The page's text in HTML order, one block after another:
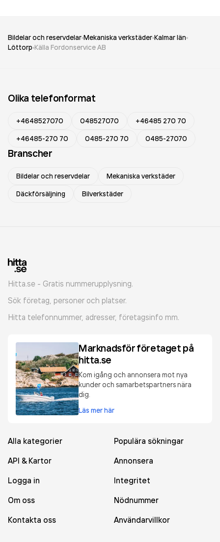
Bildelar och reservdelar Mekaniska verkstäder Kalmar län
Löttorp Källa Fordonservice AB
Olika telefonformat
+4648527070 048527070
+46485 270 70
+46485-270 70
0485-270 70 0485-27070
Branscher
Bildelar och reservdelar
Mekaniska verkstäder
Däckförsäljning
Bilverkstäder
Hitta.se - Gratis nummerupplysning.
Sök företag, personer och platser.
Hitta telefonnummer, adresser, företagsinfo mm.
Marknadsför företaget på
hitta.se
Kom igång och annonsera mot nya
kunder och samarbetspartners nära
dig.
Läs mer här
Alla kategorier
Populära sökningar
API & Kartor
Annonsera
Logga in
Integritet
Om oss
Nödnummer
Kontakta oss
Användarvillkor